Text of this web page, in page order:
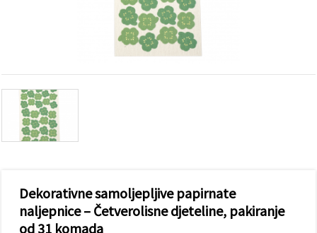
prikazivali
sadržaj i
oglase,
uključujući
uz pomoć
naših
Možete
pristati na
korištenje
svih
Dekorativne samoljepljive papirnate
naljepnice – Četverolisne djeteline, pakiranje
od 31 komada